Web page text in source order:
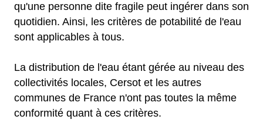
qu'une personne dite fragile peut ingérer dans son
quotidien. Ainsi, les critères de potabilité de l'eau
sont applicables à tous.
La distribution de l'eau étant gérée au niveau des
collectivités locales, Cersot et les autres
communes de France n'ont pas toutes la même
conformité quant à ces critères.